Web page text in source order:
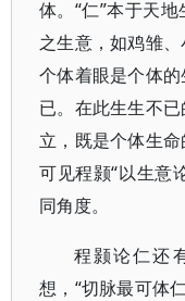
体。“仁”本于天
之生意，如鸡雏
个体着眼是个体
已。在此生生不
立，既是个体生命
可见程颢“以生意
同角度。
程颢论仁还
想，“切脉最可体